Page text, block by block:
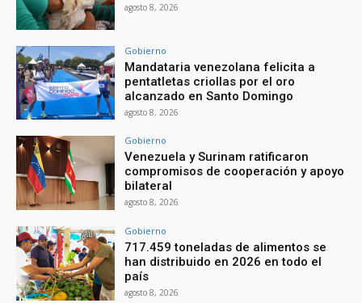
agosto 8, 2026
Gobierno
Mandataria venezolana felicita a
pentatletas criollas por el oro
alcanzado en Santo Domingo
agosto 8, 2026
Gobierno
Venezuela y Surinam ratificaron
compromisos de cooperación y apoyo
bilateral
agosto 8, 2026
Gobierno
717.459 toneladas de alimentos se
han distribuido en 2026 en todo el
país
agosto 8, 2026